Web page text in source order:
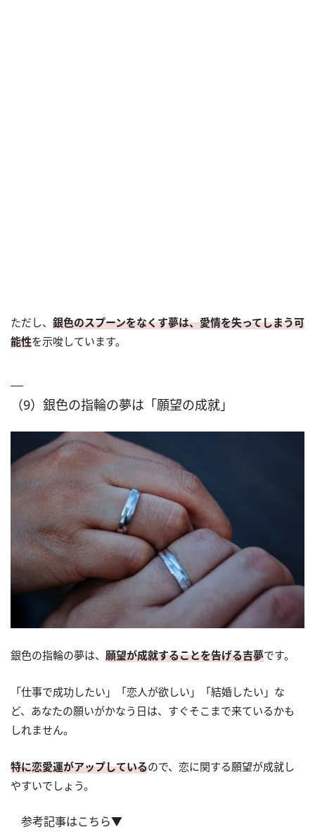
ただし、 銀色のスプーンをなくす夢は、愛情を失ってしまう可
能性を示唆しています。
（9）銀色の指輪の夢は「願望の成就」
銀色の指輪の夢は、 願望が成就することを告げる吉夢です。
「仕事で成功したい」「恋人が欲しい」「結婚したい」な
ど、あなたの願いがかなう日は、すぐそこまで来ているかも
しれません。
特に恋愛運がアップしているので、恋に関する願望が成就し
やすいでしょう。
参考記事はこちら▼